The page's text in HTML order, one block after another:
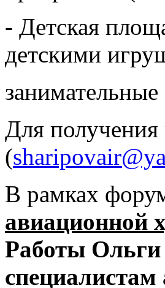
- Детская
детскими
Для
(
В рамках
Работы Ольги